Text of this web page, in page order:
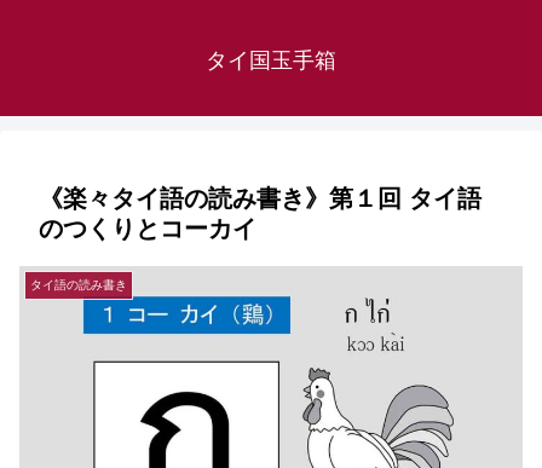
タイ国玉手箱
《楽々タイ語の読み書き》第１回 タイ語
のつくりとコーカイ
タイ語の読み書き